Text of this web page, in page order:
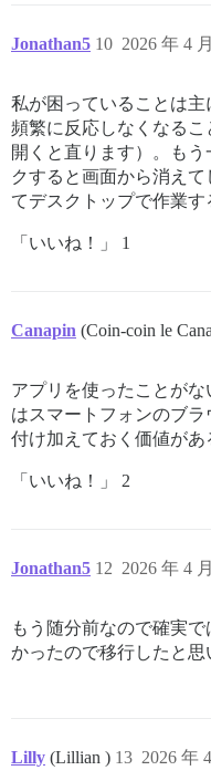
Jonathan5 2026 年 4
10
私が困っていることは
頻繁に反応しなくなる
開くと直ります）。も
クすると画面から消え
てデスクトップで作業す
「いいね！」 1
Canapin (Coin-coin le
アプリを使ったことがな
はスマートフォンのブ
付け加えておく価値があ
「いいね！」 2
Jonathan5 2026 年 4
12
もう随分前なので確実
かったので移行したと思
Lilly (Lillian ) 2026 年
13